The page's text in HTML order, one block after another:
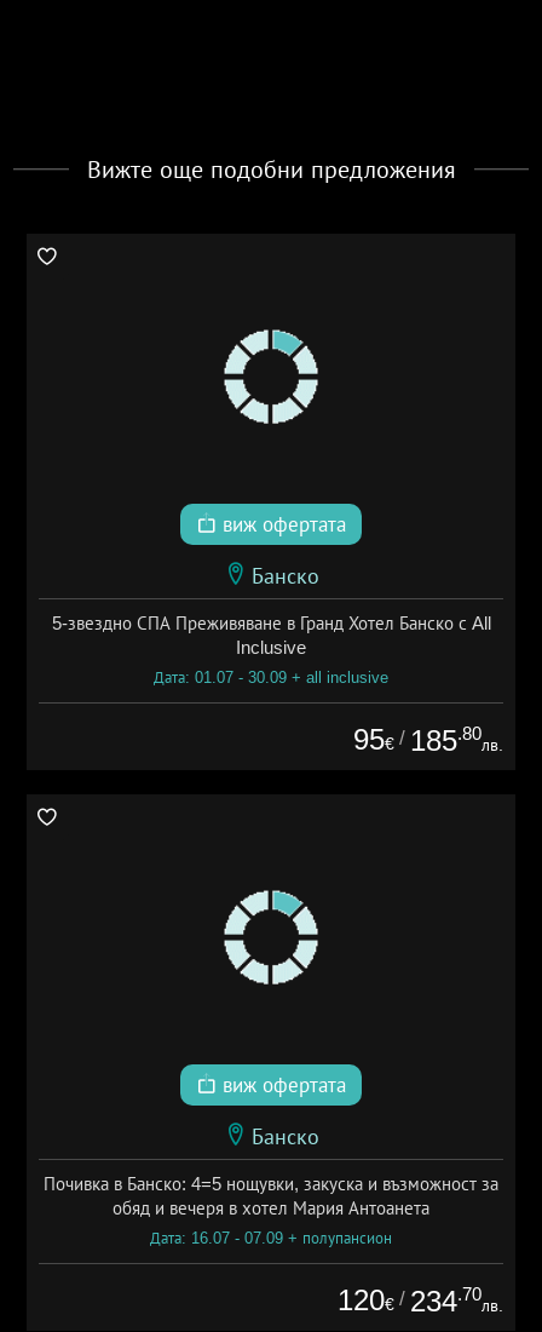
Вижте още подобни предложения
виж офертата
Банско
5-звездно СПА Преживяване в Гранд Хотел Банско с All
Inclusive
Дата: 01.07 - 30.09 + all inclusive
95€ / 185.80
лв.
виж офертата
Банско
Почивка в Банско: 4=5 нощувки, закуска и възможност за
обяд и вечеря в хотел Мария Антоанета
Дата: 16.07 - 07.09 + полупансион
120€ / 234.70
лв.